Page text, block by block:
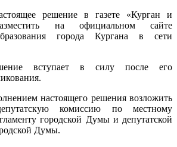
решение в газете «Курган и
на официальном сайте
города Кургана в сети
вступает в силу после его
настоящего решения возложить
комиссию по местному
городской Думы и депутатской
Думы.